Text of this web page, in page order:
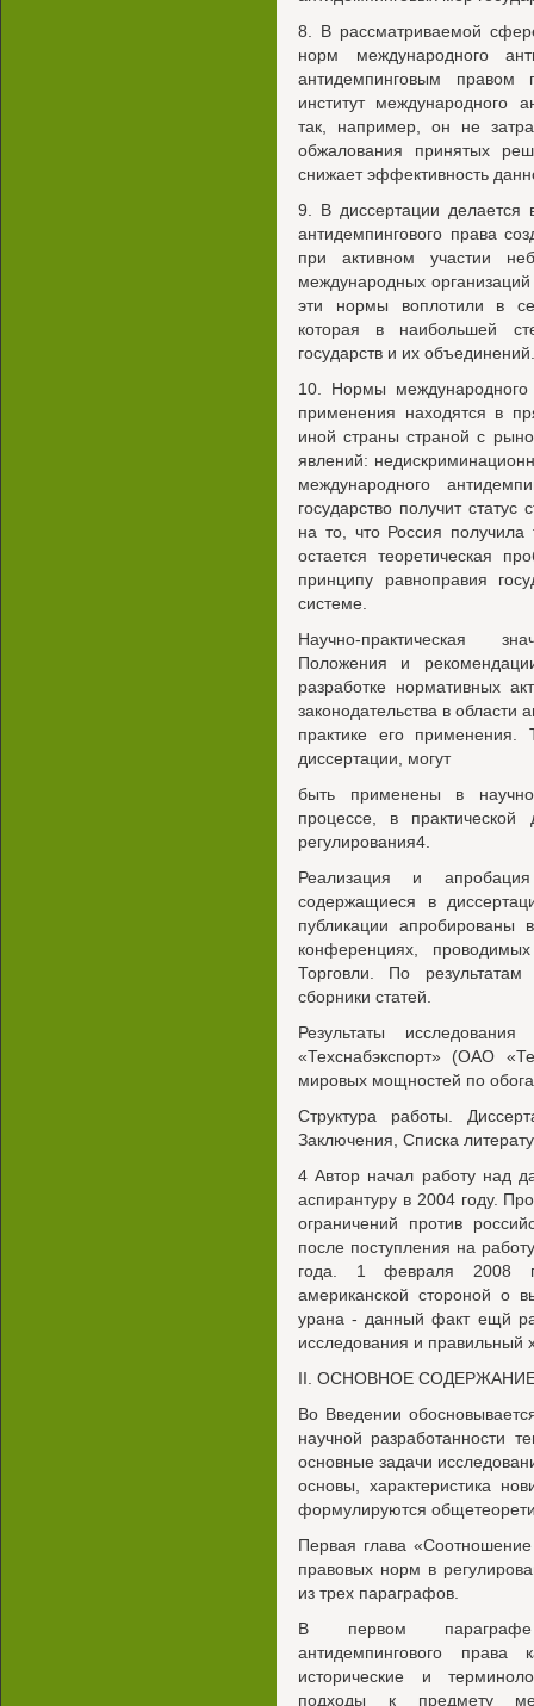
8. В рассматриваемой
норм международного
антидемпинговым правом
институт международного
так, например, он не
обжалования принятых
снижает эффективность
9. В диссертации
антидемпингового права
при активном участии
международных
эти нормы воплотили в
которая в наибольшей
государств и их объединений.
10. Нормы международного
применения находятся в
иной страны страной с
явлений:
международного
государство получит
на то, что Россия
остается теоретическая
принципу равноправия
системе.
Научно-практическая
Положения и
разработке нормативных
законодательства в области
практике его применения.
диссертации, могут
быть применены в
процессе, в практической
регулирования4.
Реализация и
содержащиеся в
публикации апробированы
конференциях,
Торговли. По
сборники статей.
Результаты
«Техснабэкспорт» (ОАО
мировых мощностей по
Структура работы.
Заключения, Списка
4 Автор начал работу над
аспирантуру в 2004 году.
ограничений против
после поступления на
года. 1 февраля 2008
американской стороной о
урана - данный факт ещй
исследования и правильный
II. ОСНОВНОЕ
Во Введении
научной разработанности
основные задачи
основы, характеристика
формулируются
Первая глава
правовых норм в
из трех параграфов.
В первом параграфе
антидемпингового права
исторические и
подходы к предмету